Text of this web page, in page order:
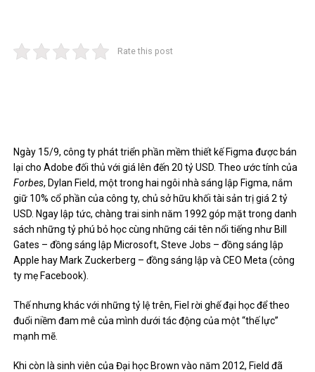
Rate this post
Ngày 15/9, công ty phát triển phần mềm thiết kế Figma được bán
lại cho Adobe đối thủ với giá lên đến 20 tỷ USD. Theo ước tính của
Forbes, Dylan Field, một trong hai ngôi nhà sáng lập Figma, nắm
giữ 10% cổ phần của công ty, chủ sở hữu khối tài sản trị giá 2 tỷ
USD. Ngay lập tức, chàng trai sinh năm 1992 góp mặt trong danh
sách những tỷ phú bỏ học cùng những cái tên nổi tiếng như Bill
Gates – đồng sáng lập Microsoft, Steve Jobs – đồng sáng lập
Apple hay Mark Zuckerberg – đồng sáng lập và CEO Meta (công
ty mẹ Facebook).
Thế nhưng khác với những tỷ lệ trên, Fiel rời ghế đại học để theo
đuổi niềm đam mê của mình dưới tác động của một “thế lực”
mạnh mẽ.
Khi còn là sinh viên của Đại học Brown vào năm 2012, Field đã